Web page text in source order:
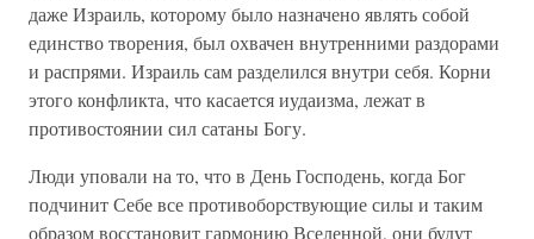
даже Израиль, которому было назначено являть собой
единство творения, был охвачен внутренними раздорами
и распрями. Израиль сам разделился внутри себя. Корни
этого конфликта, что касается иудаизма, лежат в
противостоянии сил сатаны Богу.
Люди уповали на то, что в День Господень, когда Бог
подчинит Себе все противоборствующие силы и таким
образом восстановит гармонию Вселенной, они будут